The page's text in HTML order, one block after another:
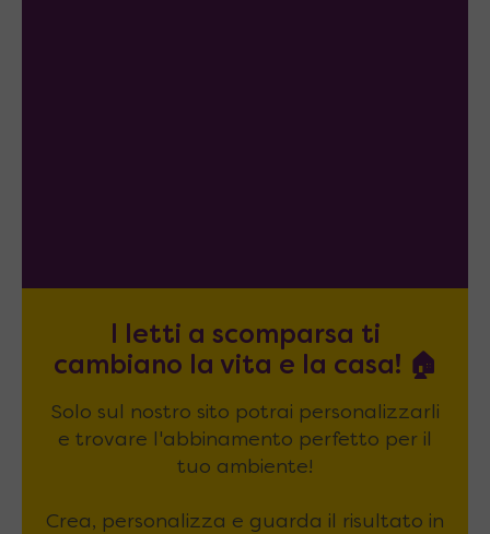
I letti a scomparsa ti
cambiano la vita e la casa! 🏠
Solo sul nostro sito potrai personalizzarli
e trovare l'abbinamento perfetto per il
tuo ambiente!
Crea, personalizza e guarda il risultato in